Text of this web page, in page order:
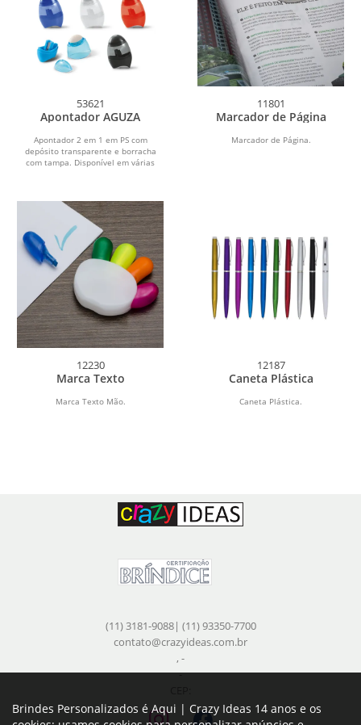
53621
Apontador AGUZA
Apontador 2 em 1 em PS com
depósito transparente e borracha
com tampa. Disponível em várias
11801
Marcador de Página
Marcador de Página.
12230
Marca Texto
Marca Texto Mão.
12187
Caneta Plástica
Caneta Plástica.
(11) 3181-9088| (11) 93350-7700
contato@crazyideas.com.br
, -
-
Brindes Personalizados é Aqui | Crazy Ideas 14 anos e os